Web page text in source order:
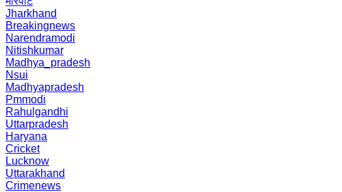
Jharkhand
Breakingnews
Narendramodi
Nitishkumar
Madhya_pradesh
Nsui
Madhyapradesh
Pmmodi
Rahulgandhi
Uttarpradesh
Haryana
Cricket
Lucknow
Uttarakhand
Crimenews